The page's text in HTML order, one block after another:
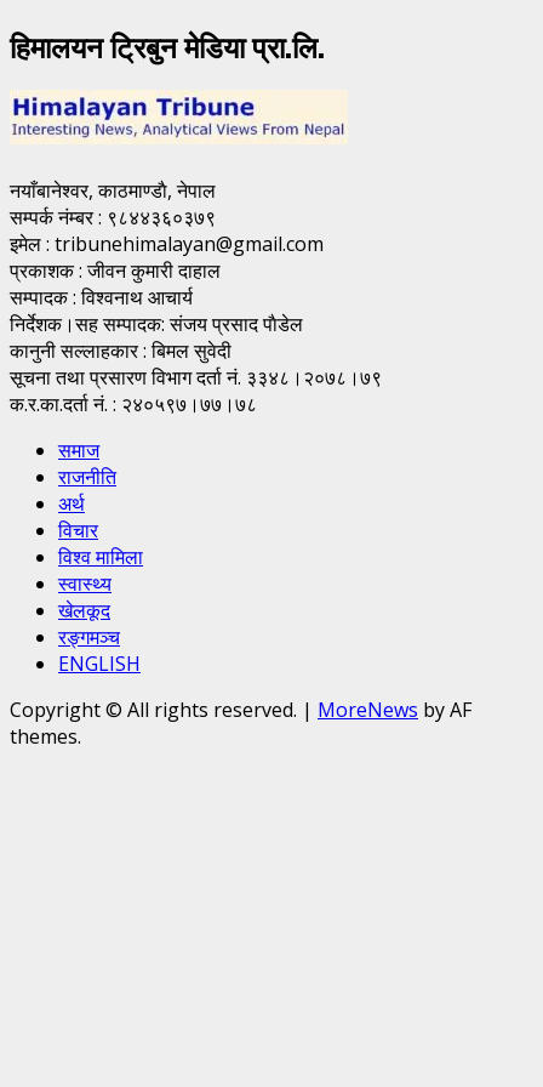
हिमालयन ट्रिबुन मेडिया प्रा.लि.
नयाँबानेश्वर, काठमाण्डाै, नेपाल
सम्पर्क नंम्बर : ९८४४३६०३७९
इमेल : tribunehimalayan@gmail.com
प्रकाशक : जीवन कुमारी दाहाल
सम्पादक : विश्वनाथ आचार्य
निर्देशक।सह सम्पादक: संजय प्रसाद पाैडेल
कानुनी सल्लाहकार : बिमल सुवेदी
सूचना तथा प्रसारण विभाग दर्ता नं. ३३४८।२०७८।७९
क.र.का.दर्ता नं. : २४०५९७।७७।७८
समाज
राजनीति
अर्थ
विचार
विश्व मामिला
स्वास्थ्य
खेलकूद
रङ्गमञ्च
ENGLISH
Copyright © All rights reserved. | MoreNews by AF
themes.